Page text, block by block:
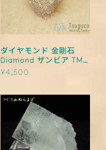
ダイヤモンド 金剛石
Diamond ザンビア TM-
0019
¥4,500